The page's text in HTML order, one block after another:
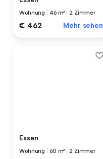
Wohnung 46 m² |2 Zimmer
€ 462 Mehr sehen
Essen
Wohnung 60 m² |2 Zimmer